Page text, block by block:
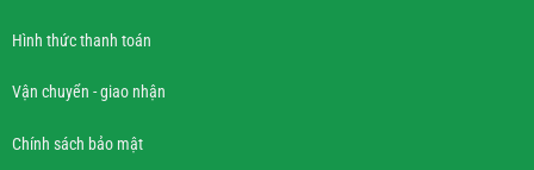
Hình thức thanh toán
Vận chuyển - giao nhận
Chính sách bảo mật